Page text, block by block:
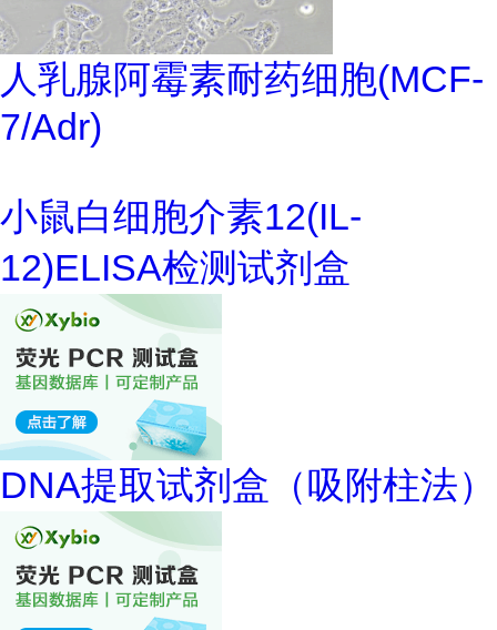
人乳腺阿霉素耐药细胞(MCF-
7/Adr)
小鼠白细胞介素12(IL-
12)ELISA检测试剂盒
DNA提取试剂盒（吸附柱法）